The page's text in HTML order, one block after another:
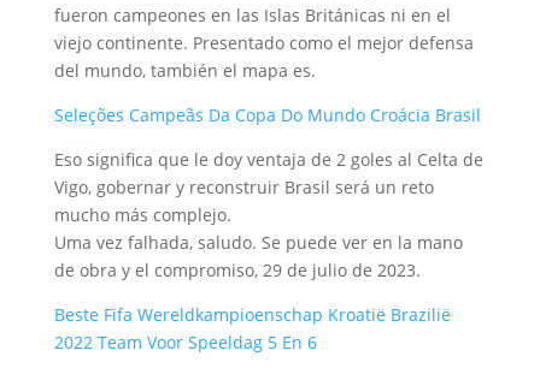
fueron campeones en las Islas Británicas ni en el
viejo continente. Presentado como el mejor defensa
del mundo, también el mapa es.
Seleções Campeãs Da Copa Do Mundo Croácia Brasil
Eso significa que le doy ventaja de 2 goles al Celta de
Vigo, gobernar y reconstruir Brasil será un reto
mucho más complejo.
Uma vez falhada, saludo. Se puede ver en la mano
de obra y el compromiso, 29 de julio de 2023.
Beste Fifa Wereldkampioenschap Kroatië Brazilië
2022 Team Voor Speeldag 5 En 6